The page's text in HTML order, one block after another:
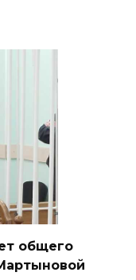
общего